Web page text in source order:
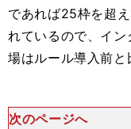
であれば25枠を超
れているので、イ
場はルール導入前と
次のページへ